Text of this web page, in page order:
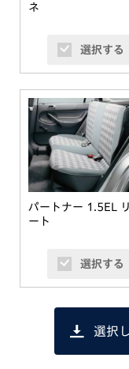
ネ
選択する
パートナー 1.5EL
ート
選択する
選択